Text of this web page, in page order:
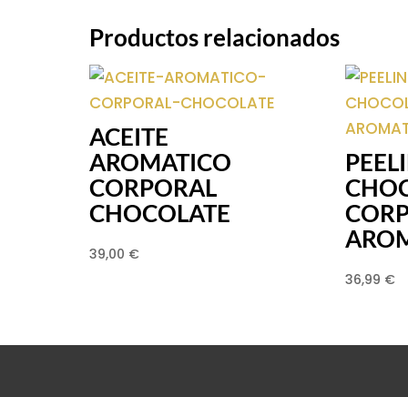
Productos relacionados
ACEITE
AROMATICO
CORPORAL
CHOCOLATE
39,00 €
36,99 €